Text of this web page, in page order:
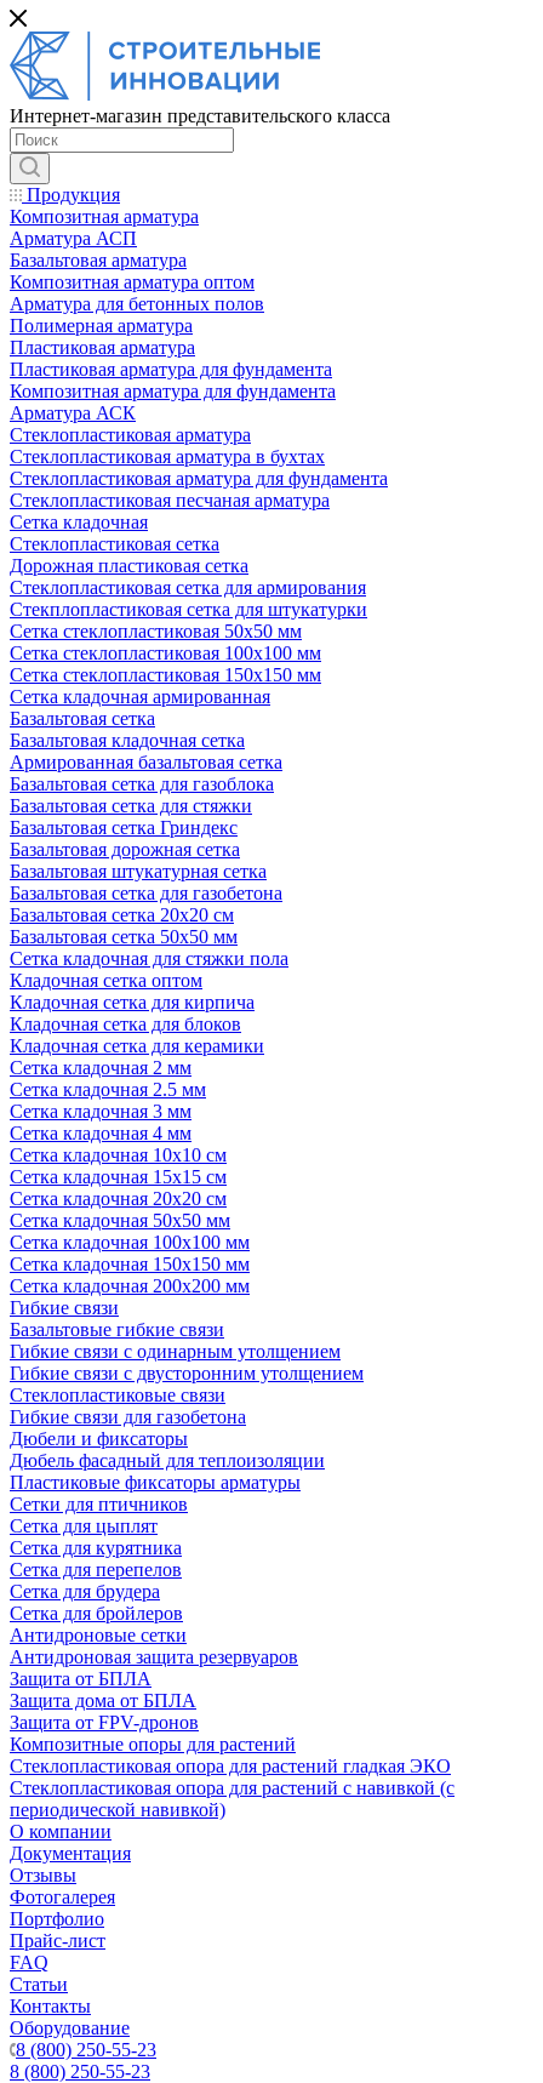
Интернет-магазин представительского класса
Продукция
Композитная арматура
Арматура АСП
Базальтовая арматура
Композитная арматура оптом
Арматура для бетонных полов
Полимерная арматура
Пластиковая арматура
Пластиковая арматура для фундамента
Композитная арматура для фундамента
Арматура АСК
Cтеклопластиковая арматура
Стеклопластиковая арматура в бухтах
Стеклопластиковая арматура для фундамента
Стеклопластиковая песчаная арматура
Сетка кладочная
Стеклопластиковая сетка
Дорожная пластиковая сетка
Стеклопластиковая сетка для армирования
Стекплопластиковая сетка для штукатурки
Сетка стеклопластиковая 50x50 мм
Сетка стеклопластиковая 100x100 мм
Сетка стеклопластиковая 150x150 мм
Сетка кладочная армированная
Базальтовая сетка
Базальтовая кладочная сетка
Армированная базальтовая сетка
Базальтовая сетка для газоблока
Базальтовая сетка для стяжки
Базальтовая сетка Гриндекс
Базальтовая дорожная сетка
Базальтовая штукатурная сетка
Базальтовая сетка для газобетона
Базальтовая сетка 20x20 см
Базальтовая сетка 50x50 мм
Сетка кладочная для стяжки пола
Кладочная сетка оптом
Кладочная сетка для кирпича
Кладочная сетка для блоков
Кладочная сетка для керамики
Сетка кладочная 2 мм
Сетка кладочная 2.5 мм
Сетка кладочная 3 мм
Сетка кладочная 4 мм
Сетка кладочная 10x10 см
Сетка кладочная 15x15 см
Сетка кладочная 20x20 см
Сетка кладочная 50x50 мм
Сетка кладочная 100x100 мм
Сетка кладочная 150x150 мм
Сетка кладочная 200x200 мм
Гибкие связи
Базальтовые гибкие связи
Гибкие связи с одинарным утолщением
Гибкие связи с двусторонним утолщением
Стеклопластиковые связи
Гибкие связи для газобетона
Дюбели и фиксаторы
Дюбель фасадный для теплоизоляции
Пластиковые фиксаторы арматуры
Сетки для птичников
Сетка для цыплят
Сетка для курятника
Сетка для перепелов
Сетка для брудера
Сетка для бройлеров
Антидроновые сетки
Антидроновая защита резервуаров
Защита от БПЛА
Защита дома от БПЛА
Защита от FPV-дронов
Композитные опоры для растений
Стеклопластиковая опора для растений гладкая ЭКО
Стеклопластиковая опора для растений с навивкой (с
периодической навивкой)
О компании
Документация
Отзывы
Фотогалерея
Портфолио
Прайс-лист
FAQ
Статьи
Контакты
Оборудование
8 (800) 250-55-23
8 (800) 250-55-23